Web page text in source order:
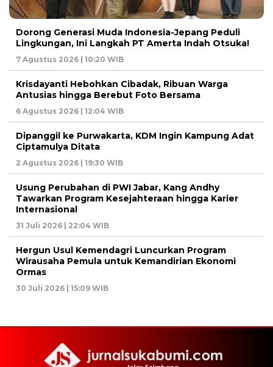
Dorong Generasi Muda Indonesia-Jepang Peduli
Lingkungan, Ini Langkah PT Amerta Indah Otsuka!
7 Agustus 2026 | 10:20 WIB
Krisdayanti Hebohkan Cibadak, Ribuan Warga
Antusias hingga Berebut Foto Bersama
6 Agustus 2026 | 12:04 WIB
Dipanggil ke Purwakarta, KDM Ingin Kampung Adat
Ciptamulya Ditata
2 Agustus 2026 | 19:30 WIB
Usung Perubahan di PWI Jabar, Kang Andhy
Tawarkan Program Kesejahteraan hingga Karier
Internasional
31 Juli 2026 | 22:04 WIB
Hergun Usul Kemendagri Luncurkan Program
Wirausaha Pemula untuk Kemandirian Ekonomi
Ormas
30 Juli 2026 | 15:09 WIB